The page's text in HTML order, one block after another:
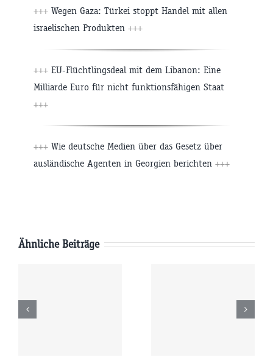
+++ Wegen Gaza: Türkei stoppt Handel mit allen
israelischen Produkten +++
+++ EU-Flüchtlingsdeal mit dem Libanon: Eine
Milliarde Euro für nicht funktionsfähigen Staat
+++
+++ Wie deutsche Medien über das Gesetz über
ausländische Agenten in Georgien berichten +++
Ähnliche Beiträge
Dienstag
04.08.2026